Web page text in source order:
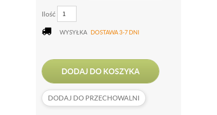
Ilość
WYSYŁKA DOSTAWA 3-7 DNI
DODAJ DO KOSZYKA
DODAJ DO PRZECHOWALNI